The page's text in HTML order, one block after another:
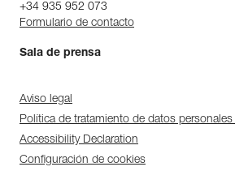
+34 935 952 073
Formulario de contacto
Sala de prensa
Aviso legal
Política de tratamiento de datos
Accessibility Declaration
Configuración de cookies